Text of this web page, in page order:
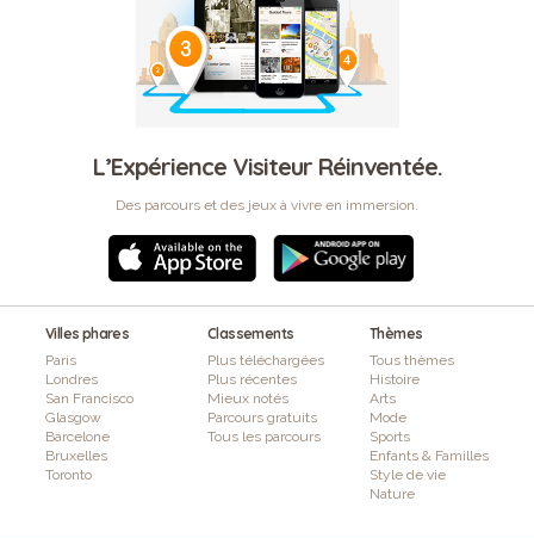
L’Expérience Visiteur Réinventée.
Des parcours et des jeux à vivre en immersion.
Villes phares
Paris
Londres
San Francisco
Glasgow
Barcelone
Bruxelles
Toronto
Classements
Plus téléchargées
Plus récentes
Mieux notés
Parcours gratuits
Tous les parcours
Thèmes
Tous thèmes
Histoire
Arts
Mode
Sports
Enfants & Familles
Style de vie
Nature